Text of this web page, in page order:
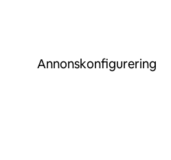
Annonskonfigurering